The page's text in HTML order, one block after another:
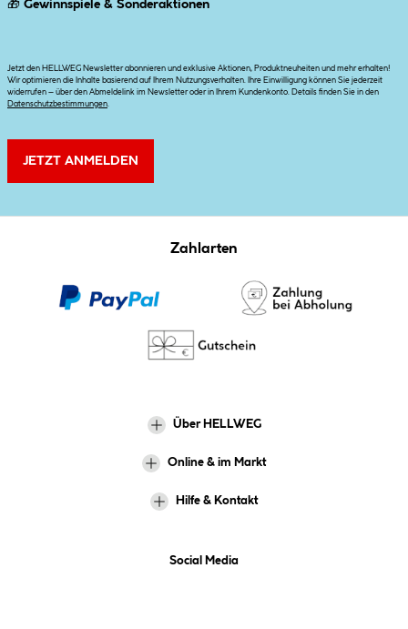
🎁 Gewinnspiele & Sonderaktionen
Jetzt den HELLWEG Newsletter abonnieren und exklusive Aktionen, Produktneuheiten und mehr erhalten!
Wir optimieren die Inhalte basierend auf Ihrem Nutzungsverhalten. Ihre Einwilligung können Sie jederzeit
widerrufen – über den Abmeldelink im Newsletter oder in Ihrem Kundenkonto. Details finden Sie in den
Datenschutzbestimmungen
JETZT ANMELDEN
Zahlarten
Über HELLWEG
Online & im Markt
Hilfe & Kontakt
Social Media